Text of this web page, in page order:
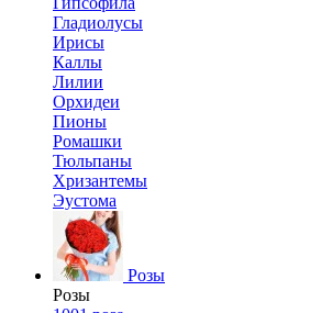
Гладиолусы
Ирисы
Каллы
Лилии
Орхидеи
Пионы
Ромашки
Тюльпаны
Хризантемы
Эустома
Розы
Розы